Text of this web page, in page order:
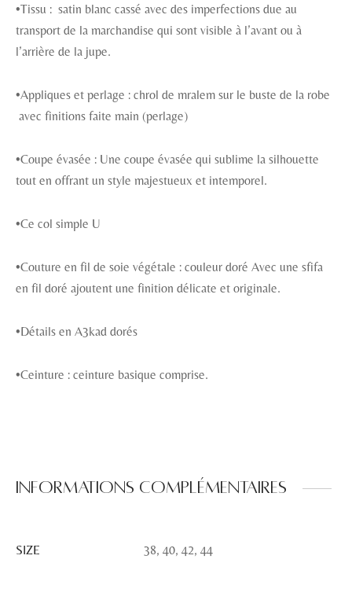
•Tissu : satin blanc cassé avec des imperfections due au
transport de la marchandise qui sont visible à l’avant ou à
l’arrière de la jupe.
•Appliques et perlage : chrol de mralem sur le buste de la robe
avec finitions faite main (perlage)
•Coupe évasée : Une coupe évasée qui sublime la silhouette
tout en offrant un style majestueux et intemporel.
•Ce col simple U
•Couture en fil de soie végétale : couleur doré Avec une sfifa
en fil doré ajoutent une finition délicate et originale.
•Détails en A3kad dorés
•Ceinture : ceinture basique comprise.
Informations complémentaires
SIZE 38, 40, 42, 44